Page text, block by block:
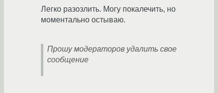
Легко разозлить. Могу покалечить, но
моментально остываю.
Прошу модераторов удалить свое
сообщение